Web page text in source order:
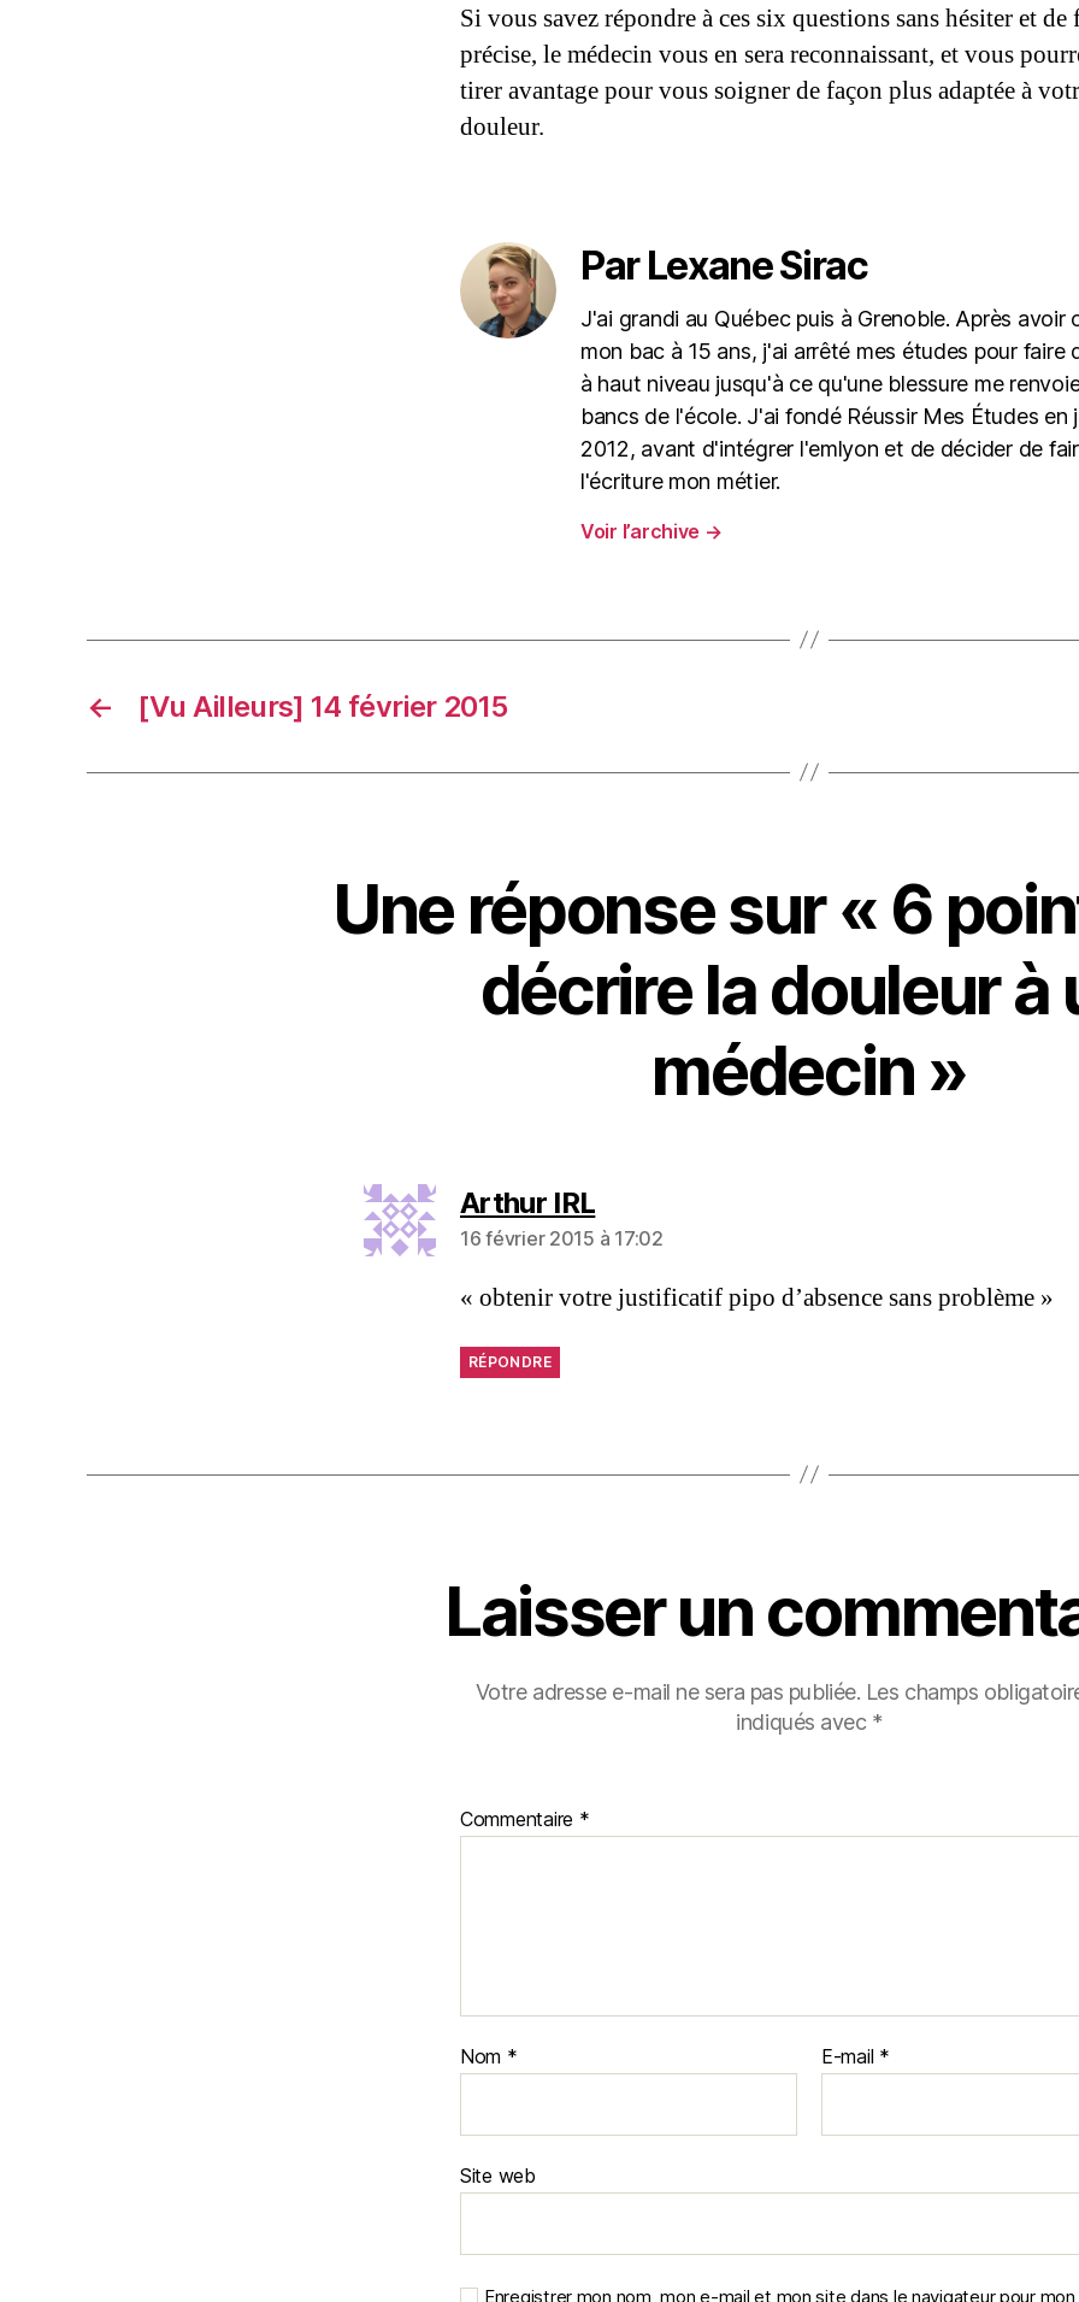
Si vous savez répondre à ces six questions sans hésiter et de
précise, le médecin vous en sera reconnaissant, et vous
tirer avantage pour vous soigner de façon plus adaptée à
douleur.
Par Lexane Sirac
J'ai grandi au Québec puis à Grenoble. Après avoir
mon bac à 15 ans, j'ai arrêté mes études pour faire
à haut niveau jusqu'à ce qu'une blessure me
bancs de l'école. J'ai fondé Réussir Mes Études en
2012, avant d'intégrer l'emlyon et de décider de
l'écriture mon métier.
Voir l’archive →
← [Vu Ailleurs] 14 février 2015
Une réponse sur « 6
décrire la douleur à
médecin »
Arthur IRLdit :
16 février 2015 à 17:02
« obtenir votre justificatif pipo d’absence sans problème »
RÉPONDRE
Laisser un
Votre adresse e-mail ne sera pas publiée. Les champs
indiqués avec *
Commentaire *
Nom * E-mail *
Site web
Enregistrer mon nom, mon e-mail et mon site dans le navigateur pour mon